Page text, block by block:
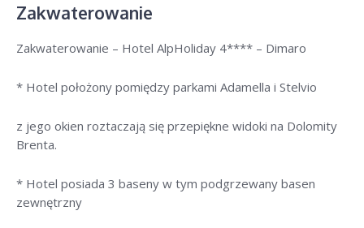
Zakwaterowanie
Zakwaterowanie – Hotel AlpHoliday 4**** – Dimaro
* Hotel położony pomiędzy parkami Adamella i Stelvio
z jego okien roztaczają się przepiękne widoki na Dolomity
Brenta.
* Hotel posiada 3 baseny w tym podgrzewany basen
zewnętrzny